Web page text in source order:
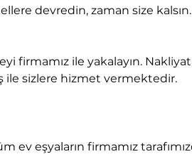
devredin, zaman size kalsın.
ile sizlere hizmet vermektedir.